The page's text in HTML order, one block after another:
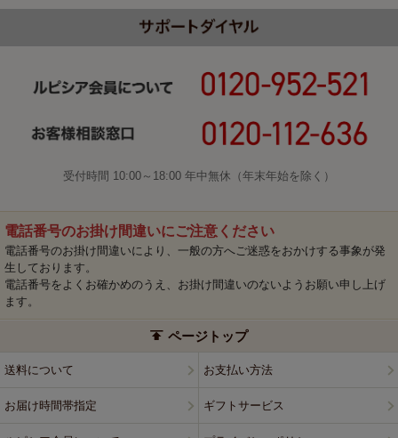
受付時間 10:00～18:00 年中無休（年末年始を除く）
電話番号のお掛け間違いにご注意ください
電話番号のお掛け間違いにより、一般の方へご迷惑をおかけする事象が発
生しております。
電話番号をよくお確かめのうえ、お掛け間違いのないようお願い申し上げ
ます。
ページトップ
送料について お支払い方法
お届け時間帯指定 ギフトサービス